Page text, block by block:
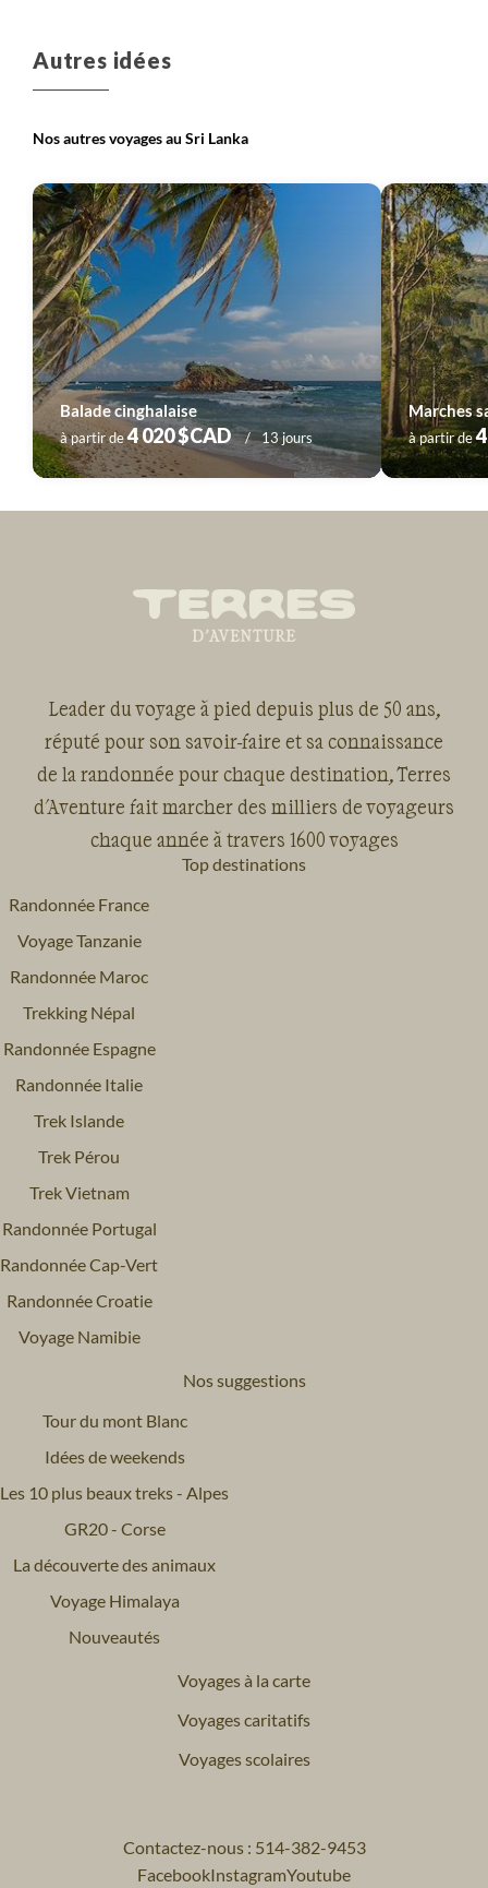
Autres idées
Nos autres voyages au Sri Lanka
Balade cinghalaise
à partir de4 020 $CAD 13 jours à partir de
Leader du voyage à pied depuis plus de 50 ans,
réputé pour son savoir-faire et sa connaissance
de la randonnée pour chaque destination, Terres
d'Aventure fait marcher des milliers de voyageurs
chaque année à travers 1600 voyages
Top destinations
Randonnée France
Voyage Tanzanie
Randonnée Maroc
Trekking Népal
Randonnée Espagne
Randonnée Italie
Trek Islande
Trek Pérou
Trek Vietnam
Randonnée Portugal
Randonnée Cap-Vert
Randonnée Croatie
Voyage Namibie
Nos suggestions
Tour du mont Blanc
Idées de weekends
Les 10 plus beaux treks - Alpes
GR20 - Corse
La découverte des animaux
Voyage Himalaya
Nouveautés
Voyages à la carte
Voyages caritatifs
Voyages scolaires
Contactez-nous : 514-382-9453
FacebookInstagramYoutube